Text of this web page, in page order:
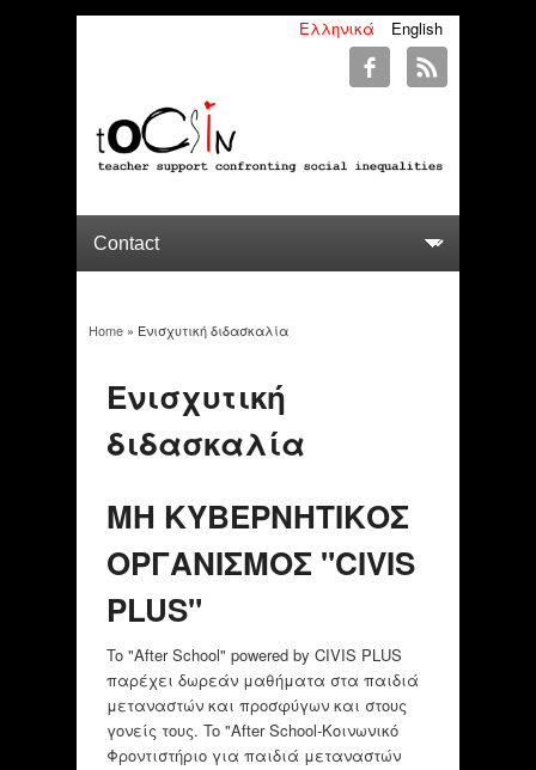
English
Ελληνικά
You are here
Home» Ενισχυτική διδασκαλία
Ενισχυτική
διδασκαλία
ΜΗ ΚΥΒΕΡΝΗΤΙΚΟΣ
ΟΡΓΑΝΙΣΜΟΣ "CIVIS
PLUS"
To "After School" powered by CIVIS PLUS
παρέχει δωρεάν μαθήματα στα παιδιά
μεταναστών και προσφύγων και στους
γονείς τους. To "After School-Κοινωνικό
Φροντιστήριο για παιδιά μεταναστών